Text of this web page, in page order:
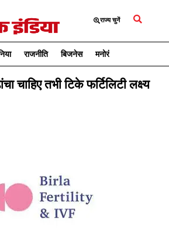
राज्य चुनें
राजनीति बिजनेस मनोरंजन
चाहिए तभी टिके फर्टिलिटी लक्ष्य